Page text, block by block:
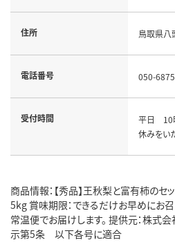
住所 鳥取県八
電話番号 050-
受付時間
平日 10
休みをい
商品情報：【秀品】王秋梨と富有柿のセ
5kg 賞味期限：できるだけお早めにお召
常温便でお届けします。 提供元：株式
示第5条 以下